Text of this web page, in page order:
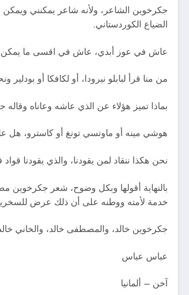
جكرخوين الشاعر، ولأنه شاعر يمكنني
الضياع الكوردستاني.
عاش في عوز أبدي، عاش في اقسى ما يمكن
من منا قرأ لبابلو نيرودا، أو لكافكا أو
بماذا تميز هؤلاء عن الذي عاشه وعاناه
هوشي مينه أو ماوتسي تونغ أو كاسترو، هل
نحن هكذا ننقاد لمن يقودنا، والذي يقودنا
بالنهاية أقولها وبكل وضوح، شعر جكرخوين
خدمة لأمته ووطنه على أن ذلك عرض
جكرخوين خالد، والمصطفى خالد، والخاني
عباس عباس
آخن – ألمانيا